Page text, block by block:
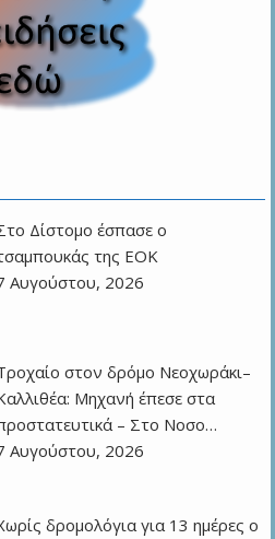
Δίστομο έσπασε ο
της ΕΟΚ
Αυγούστου, 2026
στον δρόμο Νεοχωράκι–
Μηχανή έπεσε στα
– Στο Νοσο…
Αυγούστου, 2026
δρομολόγια για 13 ημέρες ο